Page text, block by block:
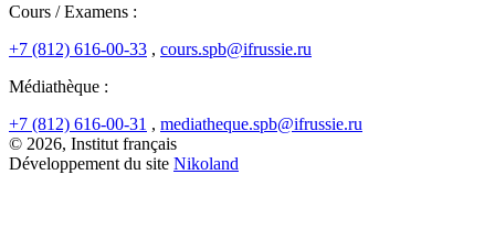
Cours / Examens :
+7 (812) 616-00-33 , cours.spb@ifrussie.ru
Médiathèque :
+7 (812) 616-00-31 , mediatheque.spb@ifrussie.ru
© 2026, Institut français
Développement du site Nikoland